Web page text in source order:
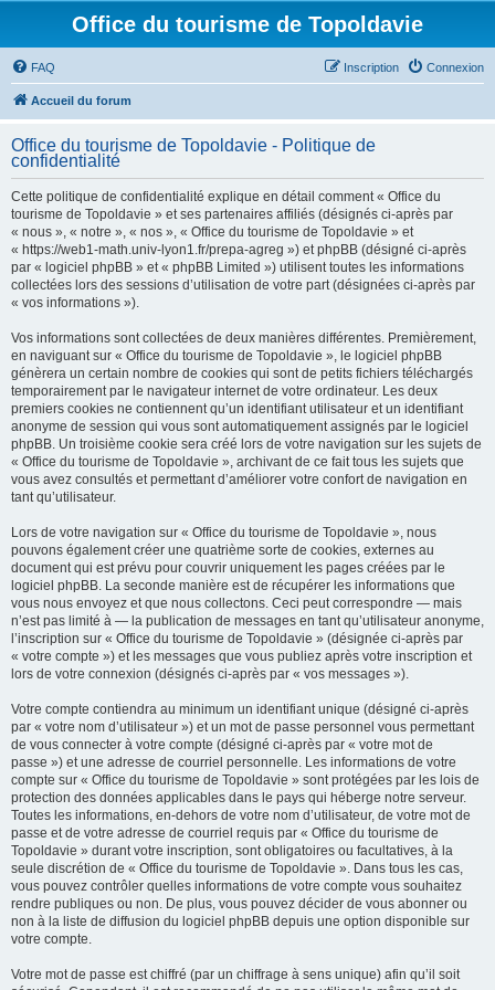
Office du tourisme de Topoldavie
FAQ Connexion
Inscription
Accueil du forum
Office du tourisme de Topoldavie - Politique de
confidentialité
Cette politique de confidentialité explique en détail comment « Office du
tourisme de Topoldavie » et ses partenaires affiliés (désignés ci-après par
« nous », « notre », « nos », « Office du tourisme de Topoldavie » et
« https://web1-math.univ-lyon1.fr/prepa-agreg ») et phpBB (désigné ci-après
par « logiciel phpBB » et « phpBB Limited ») utilisent toutes les informations
collectées lors des sessions d’utilisation de votre part (désignées ci-après par
« vos informations »).
Vos informations sont collectées de deux manières différentes. Premièrement,
en naviguant sur « Office du tourisme de Topoldavie », le logiciel phpBB
génèrera un certain nombre de cookies qui sont de petits fichiers téléchargés
temporairement par le navigateur internet de votre ordinateur. Les deux
premiers cookies ne contiennent qu’un identifiant utilisateur et un identifiant
anonyme de session qui vous sont automatiquement assignés par le logiciel
phpBB. Un troisième cookie sera créé lors de votre navigation sur les sujets de
« Office du tourisme de Topoldavie », archivant de ce fait tous les sujets que
vous avez consultés et permettant d’améliorer votre confort de navigation en
tant qu’utilisateur.
Lors de votre navigation sur « Office du tourisme de Topoldavie », nous
pouvons également créer une quatrième sorte de cookies, externes au
document qui est prévu pour couvrir uniquement les pages créées par le
logiciel phpBB. La seconde manière est de récupérer les informations que
vous nous envoyez et que nous collectons. Ceci peut correspondre — mais
n’est pas limité à — la publication de messages en tant qu’utilisateur anonyme,
l’inscription sur « Office du tourisme de Topoldavie » (désignée ci-après par
« votre compte ») et les messages que vous publiez après votre inscription et
lors de votre connexion (désignés ci-après par « vos messages »).
Votre compte contiendra au minimum un identifiant unique (désigné ci-après
par « votre nom d’utilisateur ») et un mot de passe personnel vous permettant
de vous connecter à votre compte (désigné ci-après par « votre mot de
passe ») et une adresse de courriel personnelle. Les informations de votre
compte sur « Office du tourisme de Topoldavie » sont protégées par les lois de
protection des données applicables dans le pays qui héberge notre serveur.
Toutes les informations, en-dehors de votre nom d’utilisateur, de votre mot de
passe et de votre adresse de courriel requis par « Office du tourisme de
Topoldavie » durant votre inscription, sont obligatoires ou facultatives, à la
seule discrétion de « Office du tourisme de Topoldavie ». Dans tous les cas,
vous pouvez contrôler quelles informations de votre compte vous souhaitez
rendre publiques ou non. De plus, vous pouvez décider de vous abonner ou
non à la liste de diffusion du logiciel phpBB depuis une option disponible sur
votre compte.
Votre mot de passe est chiffré (par un chiffrage à sens unique) afin qu’il soit